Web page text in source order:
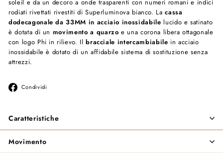
soleil e da un decoro a onde trasparenti con numeri romani e indici
rodiati rivettati rivestiti di Superluminova bianco. Lacassa
dodecagonale da 33MM in acciaio inossidabile lucido e satinato
è dotata di un movimento a quarzo e una corona libera ottagonale
con logo Phi in rilievo. Ilbracciale intercambiabile in acciaio
inossidabile è dotato di un affidabile sistema di sostituzione senza
attrezzi.
Condividi
Caratteristiche
Movimento